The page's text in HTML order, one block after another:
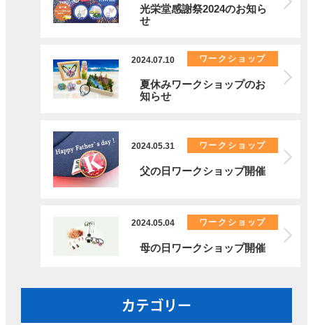
光栄堂感謝祭2024のお知ら
せ
2024.07.10 ワークショップ
夏休みワークショップのお
知らせ
2024.05.31 ワークショップ
父の日ワークショップ開催
2024.05.04 ワークショップ
母の日ワークショップ開催
カテゴリー